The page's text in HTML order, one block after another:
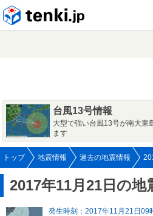
台風13号情報
大型で強い台風13号が南大東
ます
トップ 地震情報 過去の地震情報
2017年11月21日の地
発生時刻：2017年11月21日09